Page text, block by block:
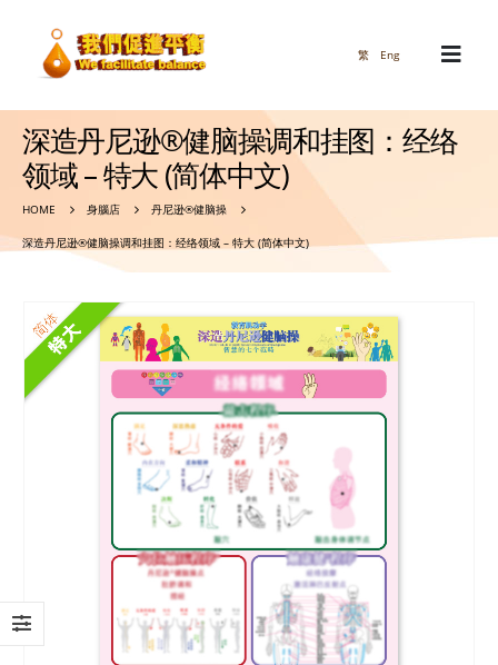
繁 Eng
深造丹尼逊®健脑操调和挂图：经络
领域 – 特大 (简体中文)
HOME 身腦店 丹尼逊®健脑操
深造丹尼逊®健脑操调和挂图：经络领域 – 特大 (简体中文)